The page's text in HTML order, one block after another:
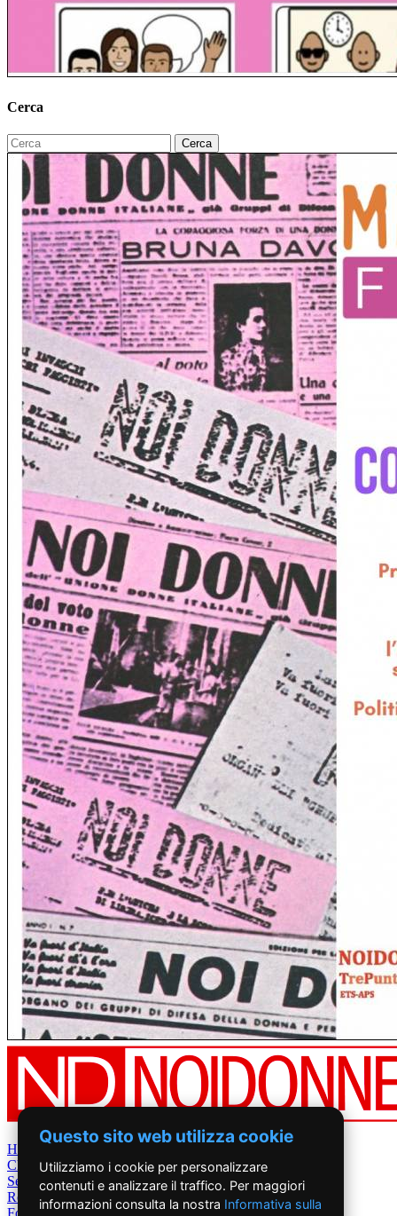
Cerca
Home
Chi Siamo
Settimanale
Rete News
Questo sito web utilizza cookie
Utilizziamo i cookie per personalizzare
contenuti e analizzare il traffico. Per maggiori
informazioni consulta la nostra Informativa sulla